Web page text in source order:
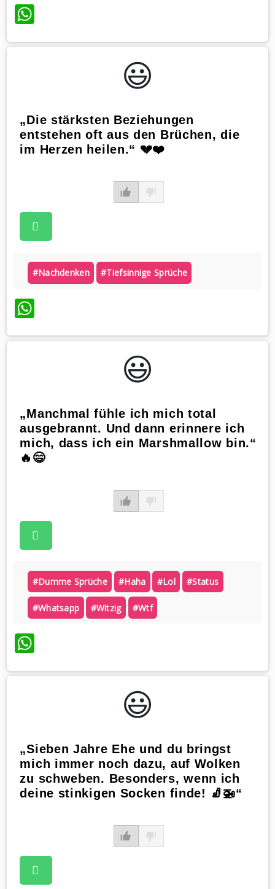
WhatsApp
😃️
„Die stärksten Beziehungen
entstehen oft aus den Brüchen, die
im Herzen heilen.“ 💔❤️
#nachdenken #tiefsinnige Sprüche
WhatsApp
😃️
„Manchmal fühle ich mich total
ausgebrannt. Und dann erinnere ich
mich, dass ich ein Marshmallow bin.“
🔥😄
#dumme Sprüche #haha #lol #status
#whatsapp #witzig #wtf
WhatsApp
😃️
„Sieben Jahre Ehe und du bringst
mich immer noch dazu, auf Wolken
zu schweben. Besonders, wenn ich
deine stinkigen Socken finde! 🧦🚁“